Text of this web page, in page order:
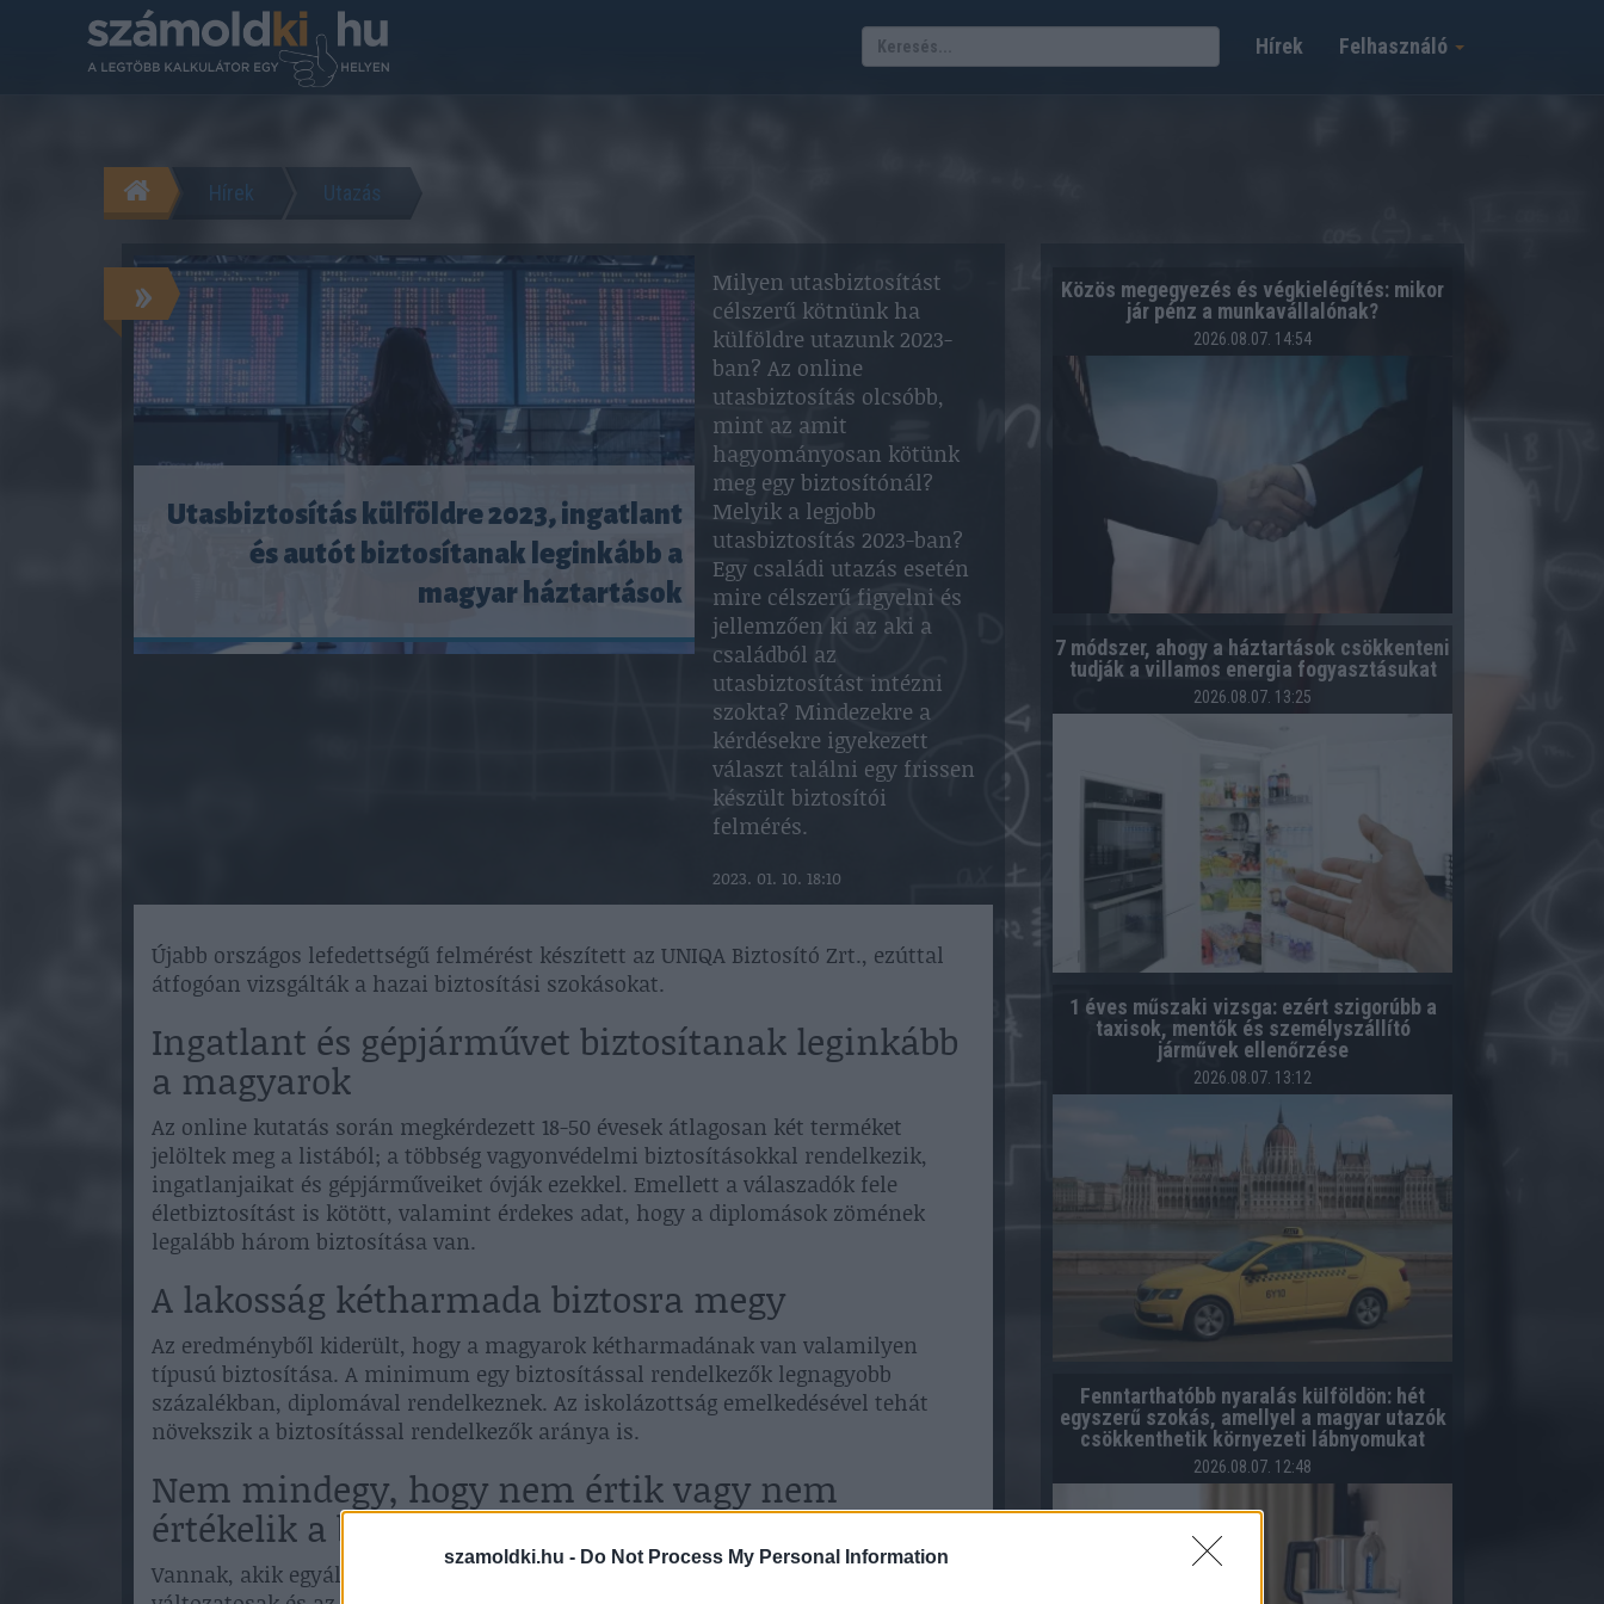
szamoldki.hu - Do Not Process My Personal Information
Felhasználó
Hírek
Hírek Utazás
»
Utasbiztosítás külföldre 2023, ingatlant
és autót biztosítanak leginkább a
magyar háztartások
Milyen utasbiztosítást
célszerű kötnünk ha
külföldre utazunk 2023-
ban? Az online
utasbiztosítás olcsóbb,
mint az amit
hagyományosan kötünk
meg egy biztosítónál?
Melyik a legjobb
utasbiztosítás 2023-ban?
Egy családi utazás esetén
mire célszerű figyelni és
jellemzően ki az aki a
családból az
utasbiztosítást intézni
szokta? Mindezekre a
kérdésekre igyekezett
választ találni egy frissen
készült biztosítói
felmérés.
2023. 01. 10. 18:10
Újabb országos lefedettségű felmérést készített az UNIQA Biztosító Zrt., ezúttal
átfogóan vizsgálták a hazai biztosítási szokásokat.
Ingatlant és gépjárművet biztosítanak leginkább
a magyarok
Az online kutatás során megkérdezett 18-50 évesek átlagosan két terméket
jelöltek meg a listából; a többség vagyonvédelmi biztosításokkal rendelkezik,
ingatlanjaikat és gépjárműveiket óvják ezekkel. Emellett a válaszadók fele
életbiztosítást is kötött, valamint érdekes adat, hogy a diplomások zömének
legalább három biztosítása van.
A lakosság kétharmada biztosra megy
Az eredményből kiderült, hogy a magyarok kétharmadának van valamilyen
típusú biztosítása. A minimum egy biztosítással rendelkezők legnagyobb
százalékban, diplomával rendelkeznek. Az iskolázottság emelkedésével tehát
növekszik a biztosítással rendelkezők aránya is.
Nem mindegy, hogy nem értik vagy nem
értékelik a biztosításokat az emberek
Vannak, akik egyáltalán nem vesznek igénybe biztosítást, ennek okai
Közös megegyezés és végkielégítés: mikor
jár pénz a munkavállalónak?
2026.08.07. 14:54
7 módszer, ahogy a háztartások csökkenteni
tudják a villamos energia fogyasztásukat
2026.08.07. 13:25
1 éves műszaki vizsga: ezért szigorúbb a
taxisok, mentők és személyszállító
járművek ellenőrzése
2026.08.07. 13:12
Fenntarthatóbb nyaralás külföldön: hét
egyszerű szokás, amellyel a magyar utazók
csökkenthetik környezeti lábnyomukat
2026.08.07. 12:48